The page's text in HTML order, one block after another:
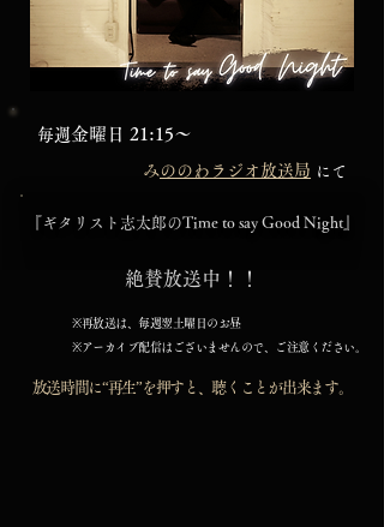
毎週金曜日 21:15～
​みののわラジオ放送局 にて
​『ギタリスト志太郎のTime to say Good Night』
絶賛​放送中！！
※再放送は、毎週翌土曜日のお昼
※アーカイブ配信はございませんので、ご注意ください。
放送時間に“再生”を押すと、聴くことが出来ます。